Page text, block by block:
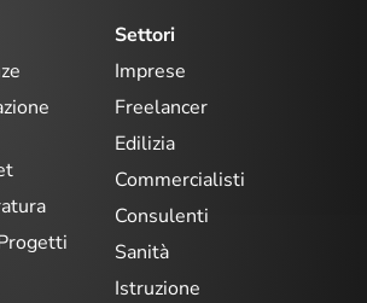
Settori
Imprese
Freelancer
Edilizia
Commercialisti
Consulenti
Sanità
Istruzione